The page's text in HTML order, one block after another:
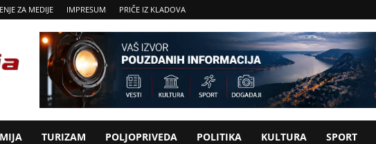
ZA MEDIJE IMPRESUM PRIČE IZ KLADOVA
TURIZAM POLJOPRIVEDA POLITIKA KULTURA SPORT